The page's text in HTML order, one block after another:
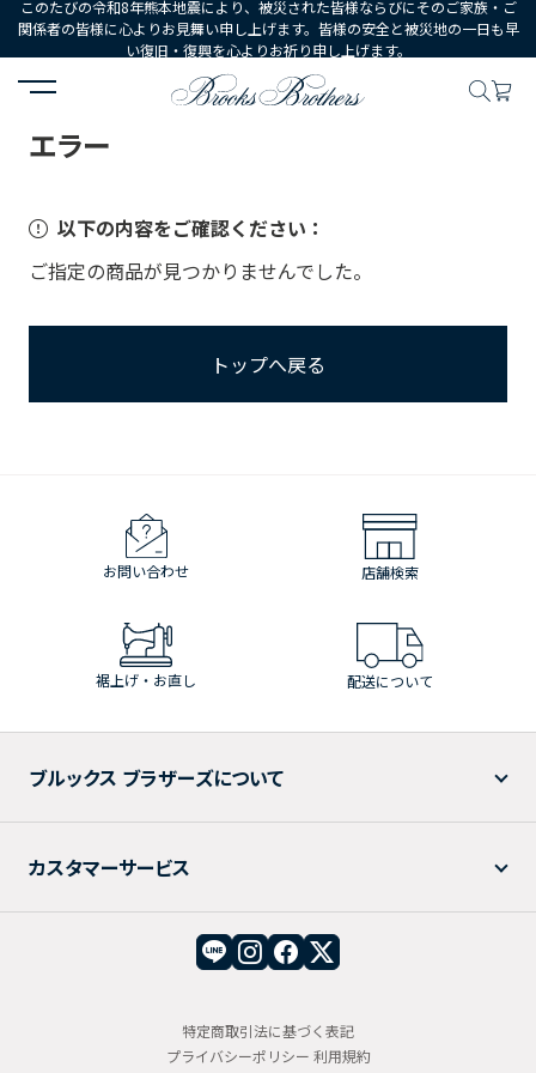
このたびの令和8年熊本地震により、被災された皆様ならびにそのご家族・ご
関係者の皆様に心よりお見舞い申し上げます。皆様の安全と被災地の一日も早
い復旧・復興を心よりお祈り申し上げます。
HOME
エラー
以下の内容をご確認ください：
ご指定の商品が見つかりませんでした。
トップへ戻る
お問い合わせ 店舗検索
裾上げ・お直し 配送について
ブルックス ブラザーズについて
カスタマーサービス
特定商取引法に基づく表記
プライバシーポリシー 利用規約